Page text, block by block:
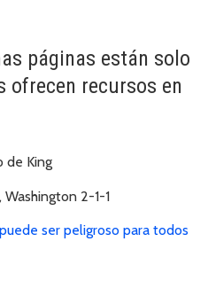
páginas están solo
ofrecen recursos en
de King
, Washington 2-1-1
ser peligroso para todos